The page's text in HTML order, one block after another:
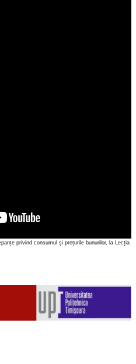
privind consumul și prețurile bunurilor, la Lecția